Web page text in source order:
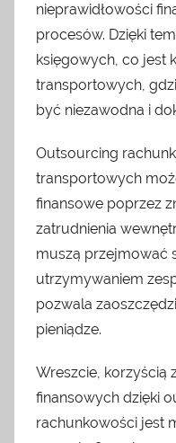
nieprawidłowości
procesów. Dzięki
księgowych, co jest
transportowych,
być niezawodna i
Outsourcing
transportowych
finansowe poprzez
zatrudnienia
muszą przejmować
utrzymywaniem
pozwala
pieniądze.
Wreszcie, korzyścią
finansowych dzięki
rachunkowości jest